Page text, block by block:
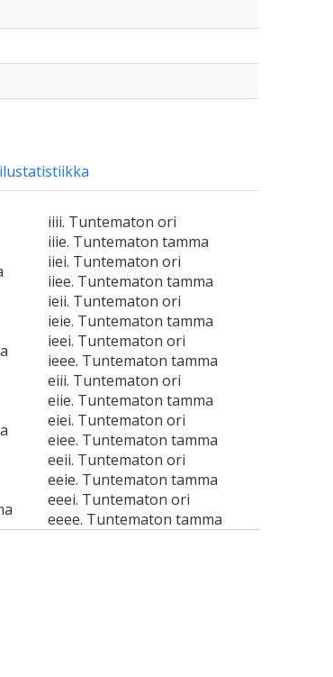
iiii. Tuntematon ori
iiie. Tuntematon tamma
iiei. Tuntematon ori
iiee. Tuntematon tamma
ieii. Tuntematon ori
ieie. Tuntematon tamma
ieei. Tuntematon ori
ieee. Tuntematon tamma
eiii. Tuntematon ori
eiie. Tuntematon tamma
eiei. Tuntematon ori
eiee. Tuntematon tamma
eeii. Tuntematon ori
eeie. Tuntematon tamma
eeei. Tuntematon ori
eeee. Tuntematon tamma